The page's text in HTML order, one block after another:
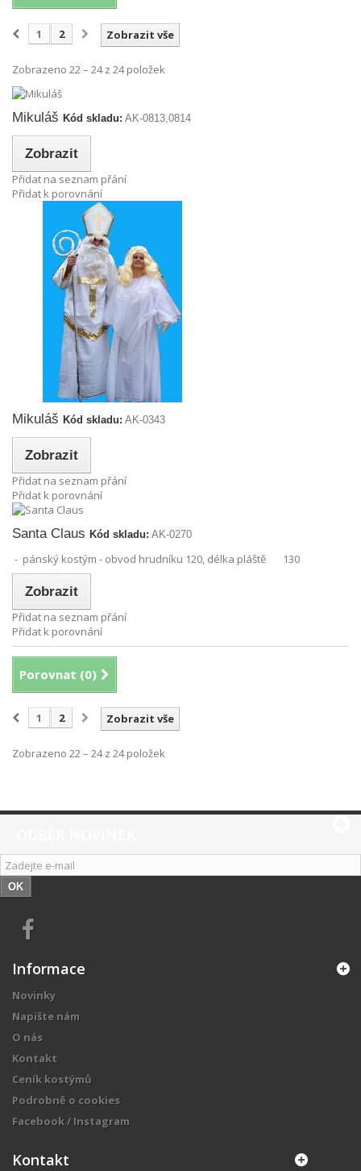
Zobrazit vše
1 2
Zobrazeno 22 – 24 z 24 položek
Mikuláš Kód skladu: AK-0813,0814
Zobrazit
Přidat na seznam přání
Přidat k porovnání
Mikuláš Kód skladu: AK-0343
Zobrazit
Přidat na seznam přání
Přidat k porovnání
Santa Claus Kód skladu: AK-0270
- pánský kostým - obvod hrudníku 120, délka pláště 130
Zobrazit
Přidat na seznam přání
Přidat k porovnání
Porovnat (0)
Zobrazit vše
1 2
Zobrazeno 22 – 24 z 24 položek
OK
Informace
Novinky
Napište nám
O nás
Kontakt
Ceník kostýmů
Podrobně o cookies
Facebook / Instagram
Kontakt